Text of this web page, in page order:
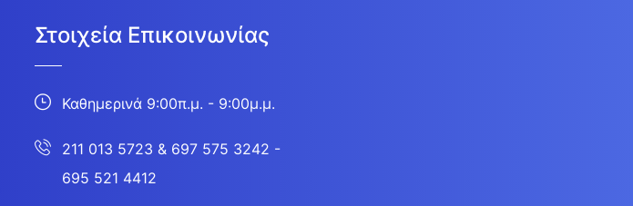
Στοιχεία Επικοινωνίας
Καθημερινά 9:00π.μ. - 9:00μ.μ.
211 013 5723 & 697 575 3242 -
695 521 4412